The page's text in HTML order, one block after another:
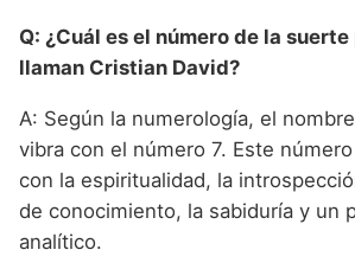
Q: ¿Cuál es el número de la
llaman Cristian David?
A: Según la numerología, el
vibra con el número 7. Este
con la espiritualidad, la
de conocimiento, la sabiduría y un
analítico.